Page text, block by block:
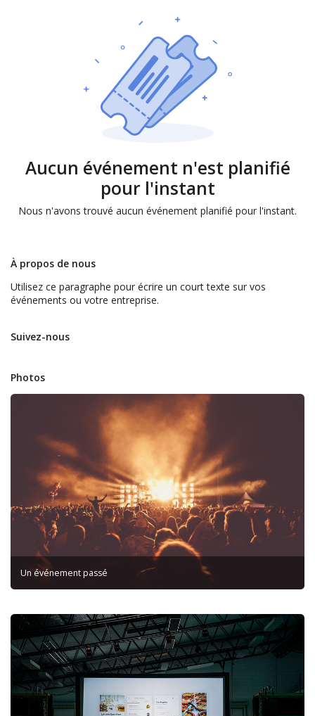
Aucun événement n'est planifié
pour l'instant
Nous n'avons trouvé aucun événement planifié pour l'instant.
À propos de nous
Utilisez ce paragraphe pour écrire un court texte sur vos
événements ou votre entreprise.
Suivez-nous
Photos
Un événement passé